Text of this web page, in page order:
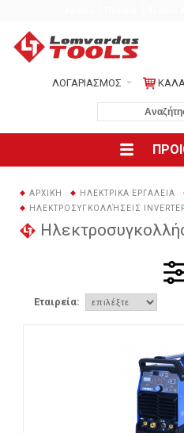
ΛΟΓΑΡΙΑΣΜΟΣ
ΑΡΧΙΚΉ ΗΛΕΚΤΡΙΚΑ ΕΡΓΑΛΕΙΑ
ΗΛΕΚΤΡΟΣΥΓΚΟΛΛΉΣΕΙΣ
Εταιρεία: